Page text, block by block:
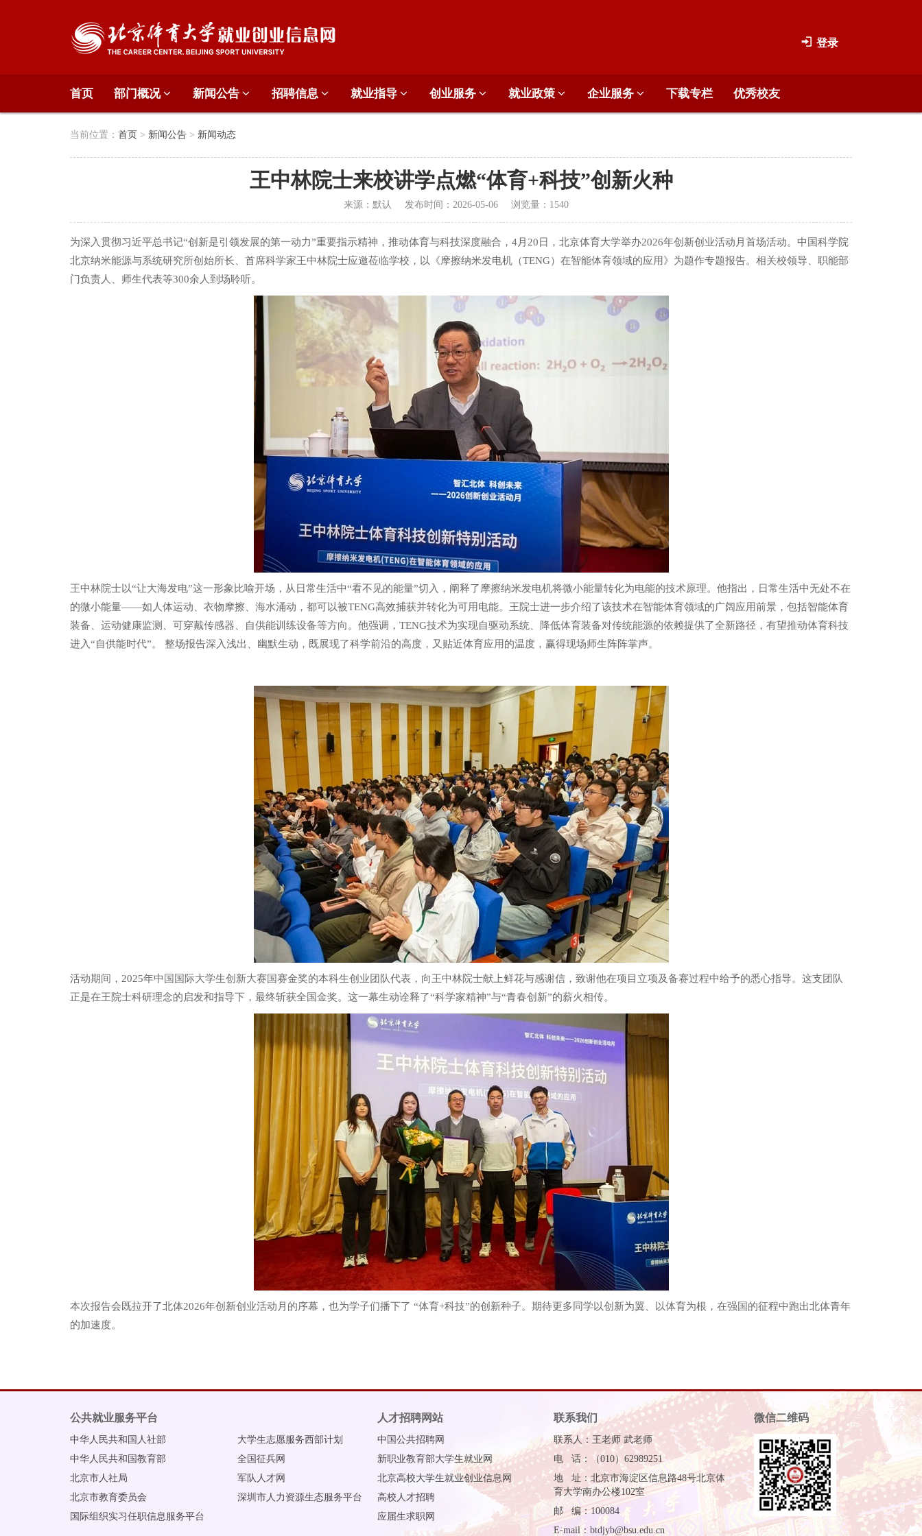
登录
首页 部门概况 新闻公告 招聘信息 就业指导 创业服务 就业政策 企业服务 下载专栏 优秀校友
当前位置： 首页 > 新闻公告 > 新闻动态
王中林院士来校讲学点燃“体育+科技”创新火种
来源： 默认 发布时间： 2026-05-06 浏览量： 1540
为深入贯彻习近平总书记“创新是引领发展的第一动力”重要指示精神，推动体育与科技深度融合，4月20日，北京体育大学举办2026年创新创业活动月 首场活动。中国科学院
北京纳米能源与系统研究所创始所长、首席科学家王中林院士应邀莅临学校，以《摩擦纳米发电机（TENG）在智能体育领域的应用》为题作专题报告。相关校领导、职能部
门负责人、师生代表等300余人到场聆听。
王中林院士以“让大海发电”这一形象比喻开场，从日常生活中“看不见的能量”切入，阐释了摩擦纳米发电机将微小能量转化为电能的技术原理。他指出，日常生活中无处不在
的微小能量——如人体运动、衣物摩擦、海水涌动，都可以被TENG高效捕获并转化为可用电能。王院士进一步介绍了该技术在智能体育领域的广阔应用前景，包括智能体育
装备、运动健康监测、可穿戴传感器、自供能训练设备等方向。他强调，TENG技术为实现自驱动系统、降低体育装备对传统能源的依赖提供了全新路径，有望推动体育科技
进入“自供能时代”。 整场报告深入浅出、幽默生动，既展现了科学前沿的高度，又贴近体育应用的温度，赢得现场师生阵阵掌声。
活动期间，2025年中国国际大学生创新大赛国赛金奖的本科生创业团队代表，向王中林院士献上鲜花与感谢信，致谢他在项目立项及备赛过程中给予的悉心指导。这支团队
正是在王院士科研理念的启发和指导下，最终斩获全国金奖。这一幕生动诠释了“科学家精神”与“青春创新”的薪火相传。
本次报告会既拉开了北体2026年创新创业活动月的序幕，也为学子们播下了 “体育+科技”的创新种子。期待更多同学以创新为翼、以体育为根，在强国的征程中跑出北体青年
的加速度。
公共就业服务平台
中华人民共和国人社部
中华人民共和国教育部
北京市人社局
北京市教育委员会
国际组织实习任职信息服务平台
大学生志愿服务西部计划
全国征兵网
军队人才网
深圳市人力资源生态服务平台
人才招聘网站
中国公共招聘网
新职业教育部大学生就业网
北京高校大学生就业创业信息网
高校人才招聘
应届生求职网
联系我们
联系人：王老师 武老师
电 话：（010）62989251
地 址：北京市海淀区信息路48号北京体
育大学南办公楼102室
邮 编：100084
E-mail：btdjyb@bsu.edu.cn
微信二维码